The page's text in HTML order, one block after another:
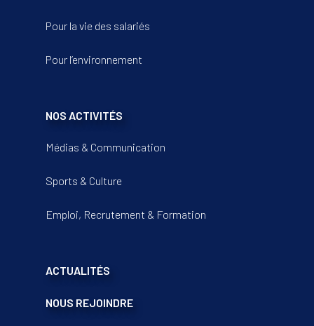
Pour la vie des salariés
Pour l’environnement
NOS ACTIVITÉS
Médias & Communication
Sports & Culture
Emploi, Recrutement & Formation
ACTUALITÉS
NOUS REJOINDRE